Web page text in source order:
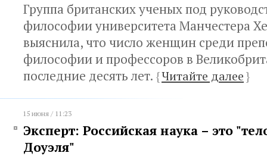
Группа британских ученых под
философии университета Манчестера
выяснила, что число женщин среди
философии и профессоров в
последние десять лет. {Читайте далее}
15 июня / 11:23
Эксперт: Российская наука – это
Доуэля"